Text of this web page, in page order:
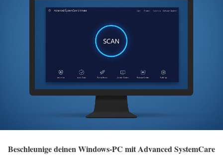
Beschleunige deinen Windows-PC mit Advanced SystemCare